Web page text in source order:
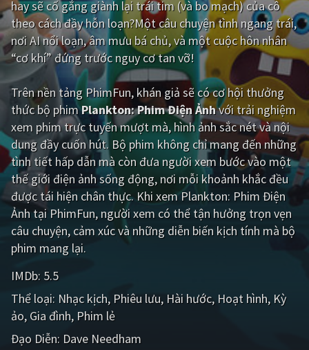
Giật gân Gia đình
Bí ẩn Lịch sử
Viễn Tây Tiểu sử
GameShow DramaTV
QUỐC GIA
Âu - Mỹ Trung Quốc - Hồng Kông
Hàn Quốc Nhật Bản
Ấn Độ Việt Nam
Tổng hợp
CẬP NHẬT
PHIM MỚI
hay sẽ cố gắng giành lại trái tim (và bo mạch) của cô
theo cách đầy hỗn loạn?Một câu chuyện tình ngang trái,
nơi AI nổi loạn, âm mưu bá chủ, và một cuộc hôn nhân
“cơ khí” đứng trước nguy cơ tan vỡ!
Trên nền tảng PhimFun, khán giả sẽ có cơ hội thưởng
thức bộ phimPlankton: Phim Điện Ảnhvới trải nghiệm
xem phim trực tuyến mượt mà, hình ảnh sắc nét và nội
dung đầy cuốn hút. Bộ phim không chỉ mang đến những
tình tiết hấp dẫn mà còn đưa người xem bước vào một
thế giới điện ảnh sống động, nơi mỗi khoảnh khắc đều
được tái hiện chân thực. Khi xem Plankton: Phim Điện
Ảnh tại PhimFun, người xem có thể tận hưởng trọn vẹn
câu chuyện, cảm xúc và những diễn biến kịch tính mà bộ
phim mang lại.
IMDb: 5.5
Thể loại: Nhạc kịch Phiêu lưu Hài hước Hoạt hình Kỳ
ảo Gia đình Phim lẻ
Đạo Diễn: Dave Needham